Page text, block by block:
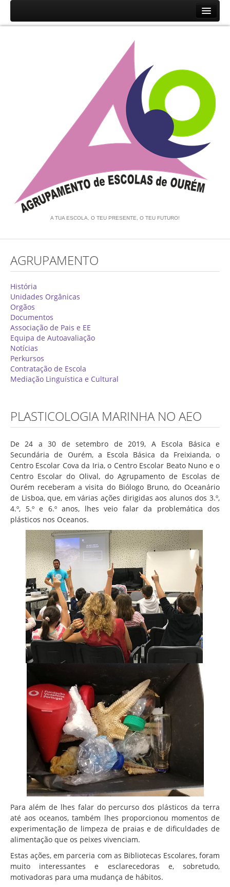
Unidades Orgânicas
Documentos
Associação de Pais e EE
Equipa de Autoavaliação
Notícias
Alunos
Oferta Formativa 2026/2027
Matrículas
Critérios Específicos de Avaliação
Ensino Profissionalizante
Horários
Educação Especial
Atividades do 1º Ciclo
Clubes & Projetos
Exames
Associação de Estudantes
Erasmus+
Calendário Escolar
Manuais Escolares
Horários
Serviços
Secretarias
Bibliotecas
Reprografias/Papelarias
Bufetes/Bares
Refeitórios
SPO
A TUA ESCOLA, O TEU PRESENTE, O TEU FUTURO!
AGRUPAMENTO
História
Unidades Orgânicas
Orgãos
Documentos
Associação de Pais e EE
Equipa de Autoavaliação
Notícias
Perkursos
Contratação de Escola
Mediação Linguística e Cultural
PLASTICOLOGIA MARINHA NO AEO
De 24 a 30 de setembro de 2019, A Escola Básica e
Secundária de Ourém, a Escola Básica da Freixianda, o
Centro Escolar Cova da Iria, o Centro Escolar Beato Nuno e o
Centro Escolar do Olival, do Agrupamento de Escolas de
Ourém receberam a visita do Biólogo Bruno, do Oceanário
de Lisboa, que, em várias ações dirigidas aos alunos dos 3.º,
4.º, 5.º e 6.º anos, lhes veio falar da problemática dos
plásticos nos Oceanos.
Para além de lhes falar do percurso dos plásticos da terra
até aos oceanos, também lhes proporcionou momentos de
experimentação de limpeza de praias e de dificuldades de
alimentação que os peixes vivenciam.
Estas ações, em parceria com as Bibliotecas Escolares, foram
muito interessantes e esclarecedoras e, sobretudo,
motivadoras para uma mudança de hábitos.